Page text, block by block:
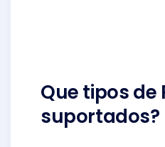
Que tipos de
suportados?